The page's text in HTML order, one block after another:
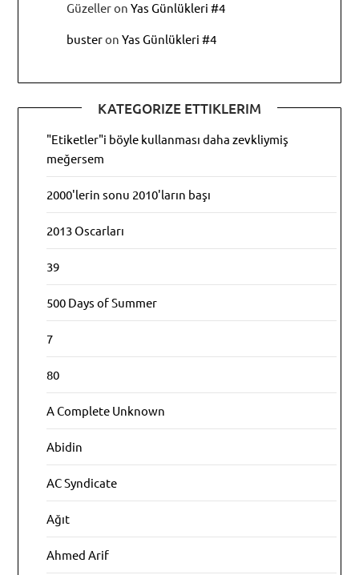
GüzelleronYas Günlükleri #4
busteronYas Günlükleri #4
KATEGORIZE ETTIKLERIM
"Etiketler"i böyle kullanması daha zevkliymiş
meğersem
2000'lerin sonu 2010'ların başı
2013 Oscarları
39
500 Days of Summer
7
80
A Complete Unknown
Abidin
AC Syndicate
Ağıt
Ahmed Arif